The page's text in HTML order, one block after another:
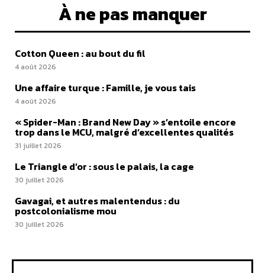
À ne pas manquer
Cotton Queen : au bout du fil
4 août 2026
Une affaire turque : Famille, je vous tais
4 août 2026
« Spider-Man : Brand New Day » s’entoile encore
trop dans le MCU, malgré d’excellentes qualités
31 juillet 2026
Le Triangle d’or : sous le palais, la cage
30 juillet 2026
Gavagai, et autres malentendus : du
postcolonialisme mou
30 juillet 2026